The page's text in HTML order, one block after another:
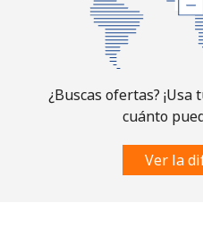
¿Buscas ofertas?
cuánto
Ver la